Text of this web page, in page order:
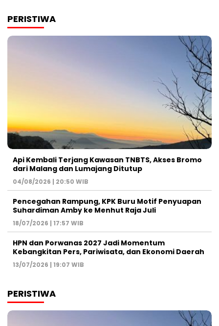
PERISTIWA
Api Kembali Terjang Kawasan TNBTS, Akses Bromo
dari Malang dan Lumajang Ditutup
04/08/2026 | 20:50 WIB
Pencegahan Rampung, KPK Buru Motif Penyuapan
Suhardiman Amby ke Menhut Raja Juli
18/07/2026 | 17:57 WIB
HPN dan Porwanas 2027 Jadi Momentum
Kebangkitan Pers, Pariwisata, dan Ekonomi Daerah
13/07/2026 | 19:07 WIB
PERISTIWA